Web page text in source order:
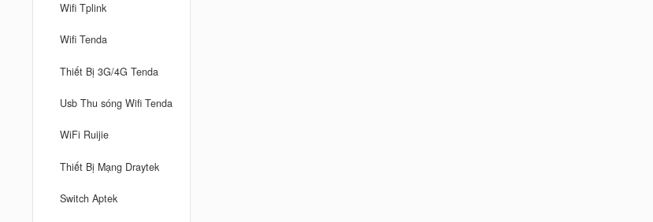
Wifi Tplink
Wifi Tenda
Thiết Bị 3G/4G Tenda
Usb Thu sóng Wifi Tenda
WiFi Ruijie
Thiết Bị Mạng Draytek
Switch Aptek